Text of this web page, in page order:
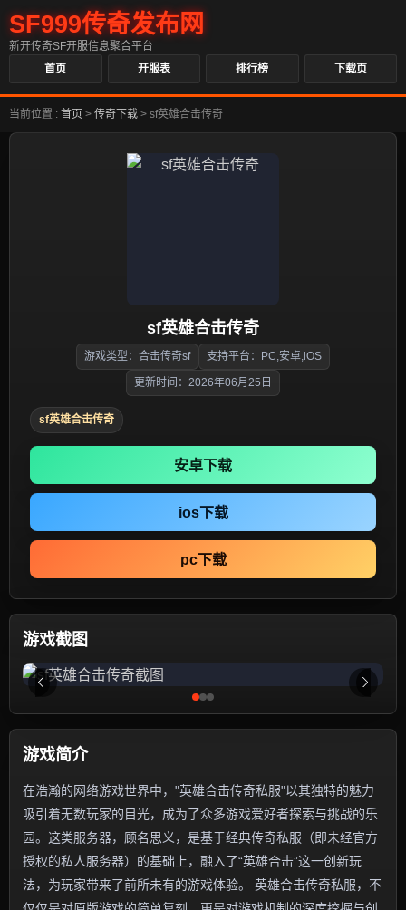
SF999传奇发布网
新开传奇SF开服信息聚合平台
首页
开服表 排行榜 下载页
当前位置 : 首页 > 传奇下载 > sf英雄合击传奇
sf英雄合击传奇
游戏类型：合击传奇sf 支持平台：PC,安卓,iOS
更新时间：2026年06月25日
sf英雄合击传奇
安卓下载
ios下载
pc下载
游戏截图
游戏简介
在浩瀚的网络游戏世界中，"英雄合击传奇私服"以其独特的魅力
吸引着无数玩家的目光，成为了众多游戏爱好者探索与挑战的乐
园。这类服务器，顾名思义，是基于经典传奇私服（即未经官方
授权的私人服务器）的基础上，融入了“英雄合击”这一创新玩
法，为玩家带来了前所未有的游戏体验。 英雄合击传奇私服，不